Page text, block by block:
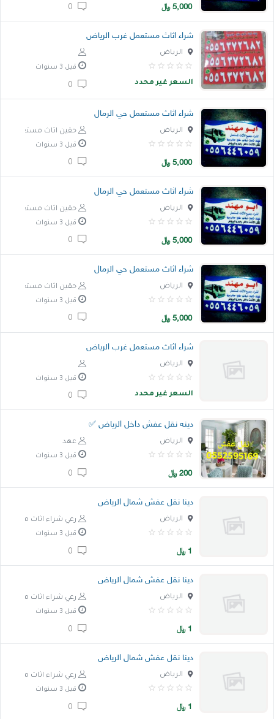
التسجيل في الموقع5,000 ﷼
شراء اثاث مستعمل غرب الرياض
الرياض
قبل 3 سنوات
السعر غير محدد
شراء اثاث مستعمل حي الرمال
حقين اثاث مستعمل الرياض
قبل 3 سنوات
5,000 ﷼
شراء اثاث مستعمل حي الرمال
حقين اثاث مستعمل الرياض
قبل 3 سنوات
5,000 ﷼
شراء اثاث مستعمل حي الرمال
حقين اثاث مستعمل الرياض
قبل 3 سنوات
5,000 ﷼
شراء اثاث مستعمل غرب الرياض
الرياض
قبل 3 سنوات
السعر غير محدد
دينه نقل عفش داخل الرياض ✅
عهد الرياض
قبل 3 سنوات
200 ﷼
دينا نقل عفش شمال الرياض
رعي شراء اثاث الرياض
قبل 3 سنوات
1 ﷼
دينا نقل عفش شمال الرياض
رعي شراء اثاث الرياض
قبل 3 سنوات
1 ﷼
دينا نقل عفش شمال الرياض
رعي شراء اثاث الرياض
قبل 3 سنوات
1 ﷼